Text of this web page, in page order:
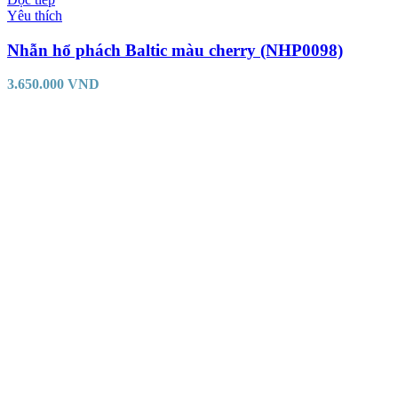
Yêu thích
Nhẫn hổ phách Baltic màu cherry (NHP0098)
3.650.000 VND